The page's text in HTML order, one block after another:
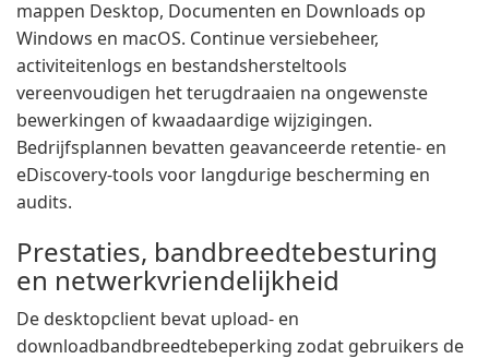
mappen Desktop, Documenten en Downloads op
Windows en macOS. Continue versiebeheer,
activiteitenlogs en bestandshersteltools
vereenvoudigen het terugdraaien na ongewenste
bewerkingen of kwaadaardige wijzigingen.
Bedrijfsplannen bevatten geavanceerde retentie- en
eDiscovery-tools voor langdurige bescherming en
audits.
Prestaties, bandbreedtebesturing
en netwerkvriendelijkheid
De desktopclient bevat upload- en
downloadbandbreedtebeperking zodat gebruikers de